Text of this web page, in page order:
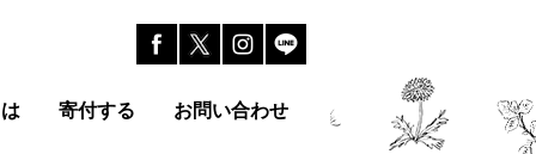
寄付する お問い合わせ